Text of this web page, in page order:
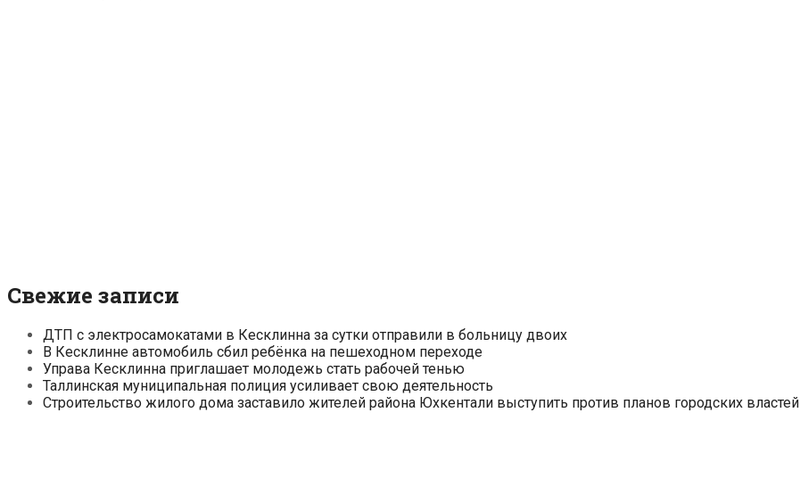
Свежие записи
ДТП с электросамокатами в Кесклинна за сутки отправили в больницу двоих
В Кесклинне автомобиль сбил ребёнка на пешеходном переходе
Управа Кесклинна приглашает молодежь стать рабочей тенью
Таллинская муниципальная полиция усиливает свою деятельность
Строительство жилого дома заставило жителей района Юхкентали выступить против планов городских властей